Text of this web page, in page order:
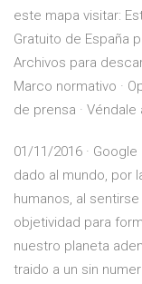
este mapa visitar:
Gratuito de España
Archivos para
Marco normativo ·
de prensa · Véndale
01/11/2016 ·
dado al mundo, por
humanos, al
objetividad para
nuestro planeta
traido a un sin